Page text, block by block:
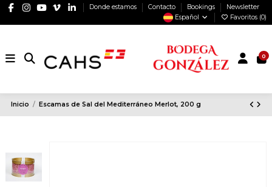
Donde estamos Contacto Bookings
Newsletter
Español
Favoritos (0)
0
Inicio Escamas de Sal del Mediterráneo Merlot, 200 g